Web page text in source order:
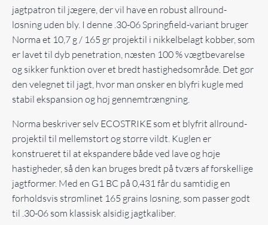
jagtpatron til jægere, der vil have en robust allround-
løsning uden bly. I denne .30-06 Springfield-variant bruger
Norma et 10,7 g / 165 gr projektil i nikkelbelagt kobber, som
er lavet til dyb penetration, næsten 100 % vægtbevarelse
og sikker funktion over et bredt hastighedsområde. Det gør
den velegnet til jagt, hvor man ønsker en blyfri kugle med
stabil ekspansion og høj gennemtrængning.
Norma beskriver selv ECOSTRIKE som et blyfrit allround-
projektil til mellemstort og større vildt. Kuglen er
konstrueret til at ekspandere både ved lave og høje
hastigheder, så den kan bruges bredt på tværs af forskellige
jagtformer. Med en G1 BC på 0,431 får du samtidig en
forholdsvis strømlinet 165 grains løsning, som passer godt
til .30-06 som klassisk alsidig jagtkaliber.